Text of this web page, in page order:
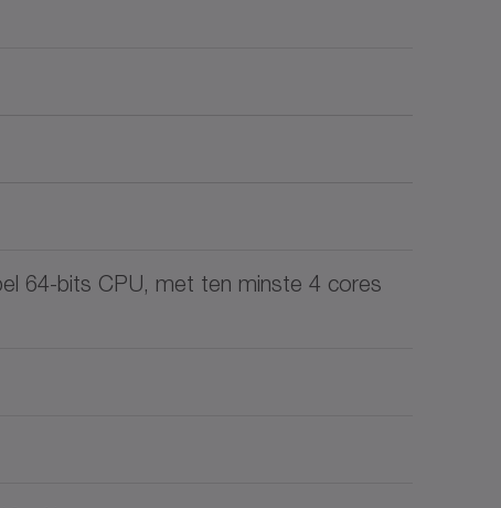
64-bits CPU, met ten minste 4 cores